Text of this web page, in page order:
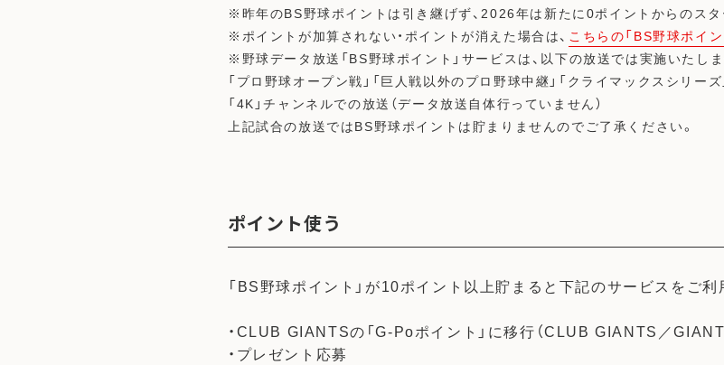
※昨年のBS野球ポイントは引き継げず、2026年は新たに0ポイントからのスタ
※ポイントが加算されない・ポイントが消えた場合は、 こちらの「BS野球ポイ
※野球データ放送「BS野球ポイント」サービスは、以下の放送では実施いたしま
「プロ野球オープン戦」「巨人戦以外のプロ野球中継」「クライマックスシリーズ
「4K」チャンネルでの放送（データ放送自体行っていません）
上記試合の放送ではBS野球ポイントは貯まりませんのでご了承ください。
ポイント使う
「BS野球ポイント」が10ポイント以上貯まると下記のサービスをご利
・CLUB GIANTSの「G-Poポイント」に移行（CLUB GIANTS／
・プレゼント応募